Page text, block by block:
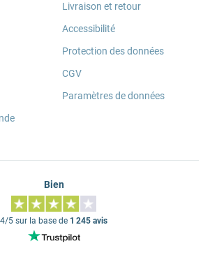
Livraison et retour
Accessibilité
Protection des données
CGV
Paramètres de données
Bien
4/5 sur la base de 1 245 avis